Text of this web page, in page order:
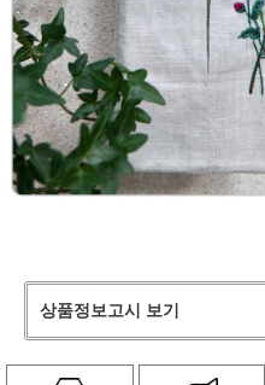
상품정보고시 보기